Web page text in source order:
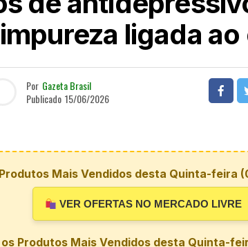
ligada
Por Gazeta Brasil
Publicado 15/06/2026
Mais Vendidos desta Quinta-feira
VER OFERTAS NO MERCADO LIVRE
Produtos Mais Vendidos desta Quinta-